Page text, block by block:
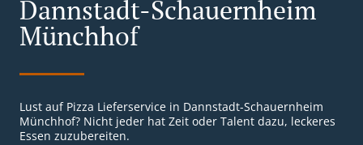
Dannstadt-Schauernheim
Münchhof
Lust auf Pizza Lieferservice in Dannstadt-Schauernheim
Münchhof? Nicht jeder hat Zeit oder Talent dazu, leckeres
Essen zuzubereiten.